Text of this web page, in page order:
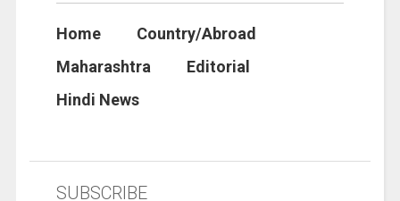
Home
Country/Abroad
Maharashtra
Editorial
Hindi News
SUBSCRIBE